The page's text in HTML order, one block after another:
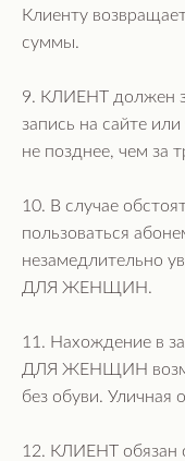
Клиенту
суммы.
9. КЛИЕНТ должен
запись на сайте
не позднее, чем за
10. В случае
пользоваться
незамедлительно
ДЛЯ ЖЕНЩИН.
11. Нахождение в
ДЛЯ ЖЕНЩИН
без обуви. Уличная
12. КЛИЕНТ обязан